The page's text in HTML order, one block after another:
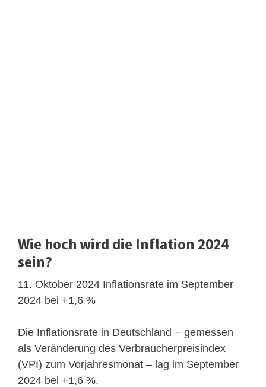
Wie hoch wird die Inflation 2024
sein?
11. Oktober 2024 Inflationsrate im September
2024 bei +1,6 %
Die Inflationsrate in Deutschland − gemessen
als Veränderung des Verbraucherpreisindex
(VPI) zum Vorjahresmonat – lag im September
2024 bei +1,6 %.